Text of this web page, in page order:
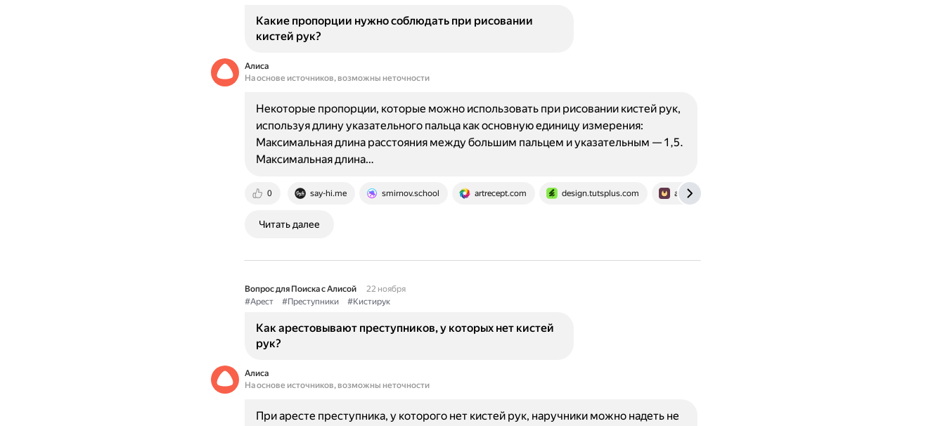
Какие пропорции нужно соблюдать при рисовании
кистей рук?
Алиса
На основе источников, возможны неточности
0 say-hi.me smirnov.school artrecept.com design.tutsplus.com artisthunt.ru
Некоторые пропорции, которые можно использовать при рисовании кистей рук,
используя длину указательного пальца как основную единицу измерения:
Максимальная длина расстояния между большим пальцем и указательным — 1,5.
Максимальная длина…
Читать далее
Вопрос для Поиска с Алисой
22 ноября
#Арест
#Преступники #Кистирук
Как арестовывают преступников, у которых нет кистей
рук?
Алиса
На основе источников, возможны неточности
При аресте преступника, у которого нет кистей рук, наручники можно надеть не